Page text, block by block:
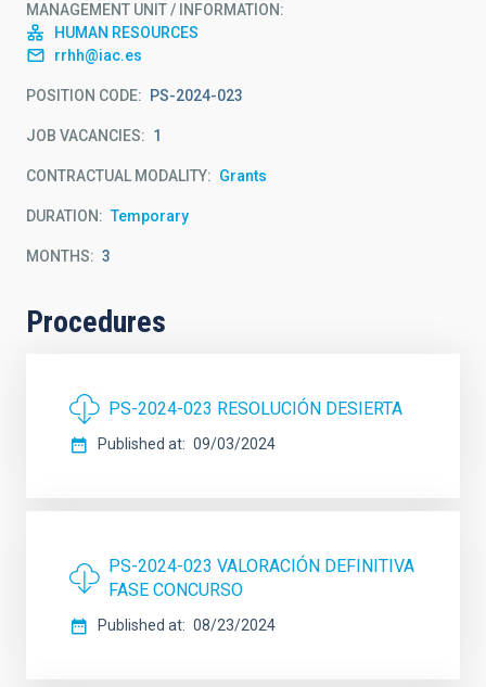
MANAGEMENT UNIT / INFORMATION
HUMAN RESOURCES
rrhh@iac.es
POSITION CODE PS-2024-023
JOB VACANCIES 1
CONTRACTUAL MODALITY Grants
DURATION Temporary
MONTHS 3
Procedures
PS-2024-023 RESOLUCIÓN DESIERTA
Published at 09/03/2024
PS-2024-023 VALORACIÓN DEFINITIVA
FASE CONCURSO
Published at 08/23/2024